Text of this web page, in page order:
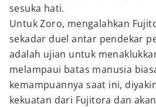
sesuka hati.
Untuk Zoro, mengalahkan
sekadar duel antar pendekar
adalah ujian untuk
melampaui batas manusia
kemampuannya saat ini,
kekuatan dari Fujitora dan